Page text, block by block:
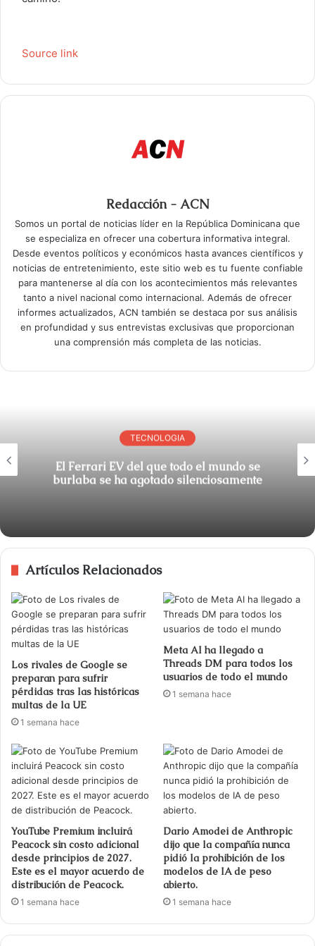
Source link
Redacción - ACN
Somos un portal de noticias líder en la República Dominicana que
se especializa en ofrecer una cobertura informativa integral.
Desde eventos políticos y económicos hasta avances científicos y
noticias de entretenimiento, este sitio web es tu fuente confiable
para mantenerse al día con los acontecimientos más relevantes
tanto a nivel nacional como internacional. Además de ofrecer
informes actualizados, ACN también se destaca por sus análisis
en profundidad y sus entrevistas exclusivas que proporcionan
una comprensión más completa de las noticias.
TECNOLOGIA
El Ferrari EV del que todo el mundo se
burlaba se ha agotado silenciosamente
Artículos Relacionados
Los rivales de Google se
preparan para sufrir
pérdidas tras las históricas
multas de la UE
1 semana hace
Meta AI ha llegado a
Threads DM para todos los
usuarios de todo el mundo
1 semana hace
YouTube Premium incluirá
Peacock sin costo adicional
desde principios de 2027.
Este es el mayor acuerdo de
distribución de Peacock.
1 semana hace
Dario Amodei de Anthropic
dijo que la compañía nunca
pidió la prohibición de los
modelos de IA de peso
abierto.
1 semana hace